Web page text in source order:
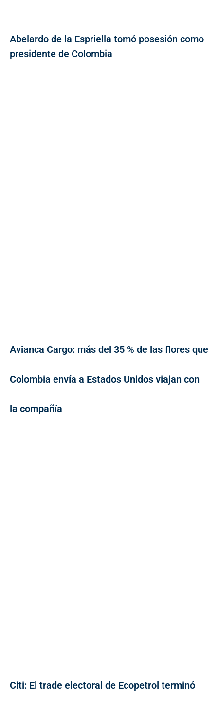
Abelardo de la Espriella tomó posesión como
presidente de Colombia
Avianca Cargo: más del 35 % de las flores que
Colombia envía a Estados Unidos viajan con
la compañía
Citi: El trade electoral de Ecopetrol terminó